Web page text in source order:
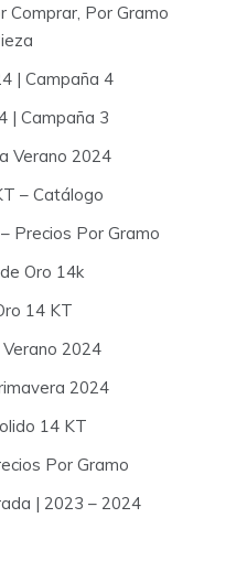
Comprar, Por Gramo
| Campaña 4
| Campaña 3
Verano 2024
– Catálogo
Precios Por Gramo
Oro 14k
14 KT
2024
2024
14 KT
Por Gramo
| 2023 – 2024